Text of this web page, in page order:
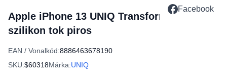
Facebook
Apple iPhone 13 UNIQ Transforma MagSafe
szilikon tok piros
EAN / Vonalkód:8886463678190
SKU:$60318Márka:UNIQ